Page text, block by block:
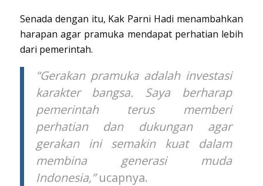
Senada dengan itu, Kak Parni Hadi menambahkan
harapan agar pramuka mendapat perhatian lebih
dari pemerintah.
“Gerakan pramuka adalah investasi
karakter bangsa. Saya berharap
pemerintah terus memberi
perhatian dan dukungan agar
gerakan ini semakin kuat dalam
membina generasi muda
Indonesia,”ucapnya.